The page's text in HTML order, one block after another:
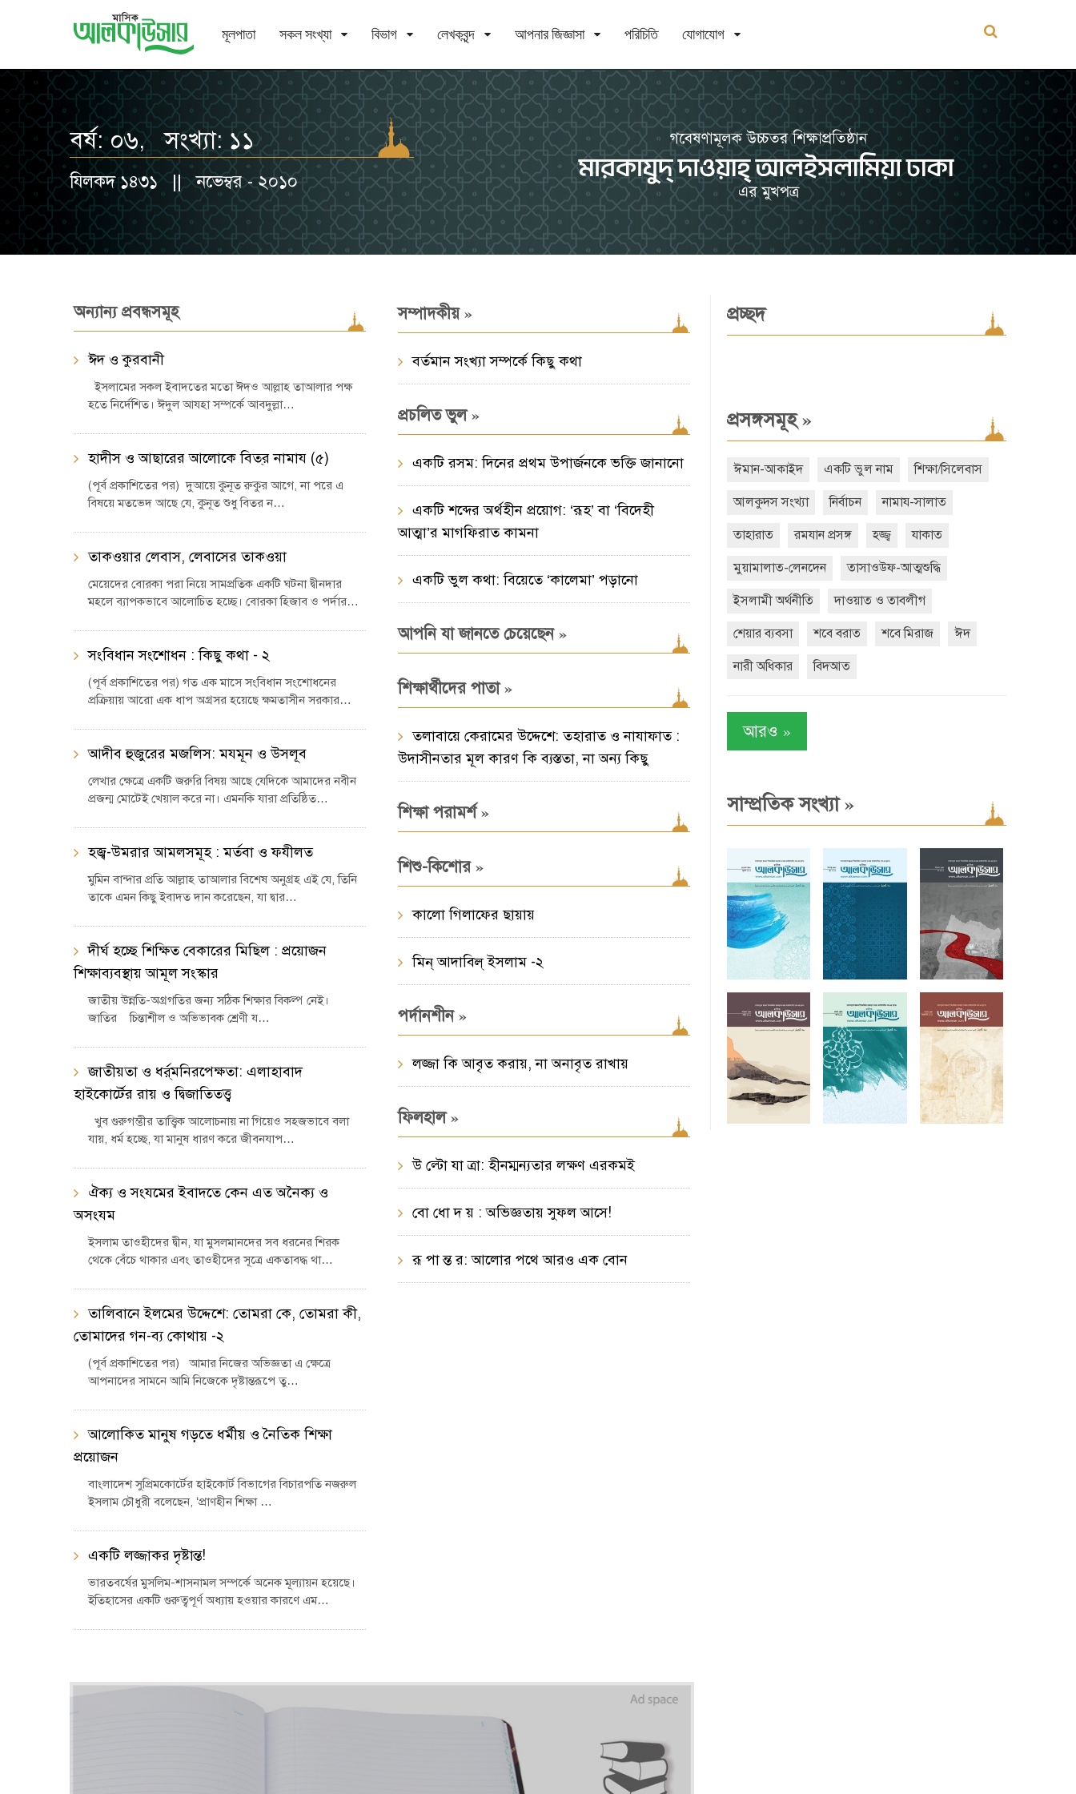
মূলপাতা সকল সংখ্যা বিভাগ লেখকবৃন্দ আপনার জিজ্ঞাসা পরিচিতি যোগাযোগ
বর্ষ: ০৬, সংখ্যা: ১১
যিলকদ ১৪৩১ || নভেম্বর - ২০১০
অন্যান্য প্রবন্ধসমূহ
ঈদ ও কুরবানী
ইসলামের সকল ইবাদতের মতো ঈদও আল্লাহ তাআলার পক্ষ
হতে নির্দেশিত। ঈদুল আযহা সম্পর্কে আবদুল্লা…
হাদীস ও আছারের আলোকে বিত্‌র নামায (৫)
(পূর্ব প্রকাশিতের পর) দুআয়ে কুনূত রুকুর আগে, না পরে এ
বিষয়ে মতভেদ আছে যে, কুনূত শুধু বিতর ন…
তাকওয়ার লেবাস, লেবাসের তাকওয়া
মেয়েদের বোরকা পরা নিয়ে সামপ্রতিক একটি ঘটনা দ্বীনদার
মহলে ব্যাপকভাবে আলোচিত হচ্ছে। বোরকা হিজাব ও পর্দার…
সংবিধান সংশোধন : কিছু কথা - ২
(পূর্ব প্রকাশিতের পর) গত এক মাসে সংবিধান সংশোধনের
প্রক্রিয়ায় আরো এক ধাপ অগ্রসর হয়েছে ক্ষমতাসীন সরকার…
আদীব হুজুরের মজলিস: মযমূন ও উসলূব
লেখার ক্ষেত্রে একটি জরুরি বিষয় আছে যেদিকে আমাদের নবীন
প্রজন্ম মোটেই খেয়াল করে না। এমনকি যারা প্রতিষ্ঠিত…
হজ্ব-উমরার আমলসমূহ : মর্তবা ও ফযীলত
মুমিন বান্দার প্রতি আল্লাহ তাআলার বিশেষ অনুগ্রহ এই যে, তিনি
তাকে এমন কিছু ইবাদত দান করেছেন, যা দ্বার…
দীর্ঘ হচ্ছে শিক্ষিত বেকারের মিছিল : প্রয়োজন
শিক্ষাব্যবস্থায় আমূল সংস্কার
জাতীয় উন্নতি-অগ্রগতির জন্য সঠিক শিক্ষার বিকল্প নেই।
জাতির চিন্তাশীল ও অভিভাবক শ্রেণী য…
জাতীয়তা ও ধর্র্মনিরপেক্ষতা: এলাহাবাদ
হাইকোর্টের রায় ও দ্বিজাতিতত্ত্ব
খুব গুরুগম্ভীর তাত্ত্বিক আলোচনায় না গিয়েও সহজভাবে বলা
যায়, ধর্ম হচ্ছে, যা মানুষ ধারণ করে জীবনযাপ…
ঐক্য ও সংযমের ইবাদতে কেন এত অনৈক্য ও
অসংযম
ইসলাম তাওহীদের দ্বীন, যা মুসলমানদের সব ধরনের শিরক
থেকে বেঁচে থাকার এবং তাওহীদের সূত্রে একতাবদ্ধ থা…
তালিবানে ইলমের উদ্দেশে: তোমরা কে, তোমরা কী,
তোমাদের গন-ব্য কোথায় -২
(পূর্ব প্রকাশিতের পর) আমার নিজের অভিজ্ঞতা এ ক্ষেত্রে
আপনাদের সামনে আমি নিজেকে দৃষ্টান্তরূপে তু…
আলোকিত মানুষ গড়তে ধর্মীয় ও নৈতিক শিক্ষা
প্রয়োজন
বাংলাদেশ সুপ্রিমকোর্টের হাইকোর্ট বিভাগের বিচারপতি নজরুল
ইসলাম চৌধুরী বলেছেন, ‘প্রাণহীন শিক্ষা …
একটি লজ্জাকর দৃষ্টান্ত!
ভারতবর্ষের মুসলিম-শাসনামল সম্পর্কে অনেক মূল্যায়ন হয়েছে।
ইতিহাসের একটি গুরুত্বপূর্ণ অধ্যায় হওয়ার কারণে এম…
সম্পাদকীয় »
বর্তমান সংখ্যা সম্পর্কে কিছু কথা
প্রচলিত ভুল»
একটি রসম: দিনের প্রথম উপার্জনকে ভক্তি জানানো
একটি শব্দের অর্থহীন প্রয়োগ: ‘রূহ’ বা ‘বিদেহী
আত্মা’র মাগফিরাত কামনা
একটি ভুল কথা: বিয়েতে ‘কালেমা’ পড়ানো
আপনি যা জানতে চেয়েছেন »
শিক্ষার্থীদের পাতা»
তলাবায়ে কেরামের উদ্দেশে: তহারাত ও নাযাফাত :
উদাসীনতার মূল কারণ কি ব্যস্ততা, না অন্য কিছু
শিক্ষা পরামর্শ»
শিশু-কিশোর »
কালো গিলাফের ছায়ায়
মিন্‌ আদাবিল্‌ ইসলাম -২
পর্দানশীন »
লজ্জা কি আবৃত করায়, না অনাবৃত রাখায়
ফিলহাল»
উ ল্টো যা ত্রা: হীনম্মন্যতার লক্ষণ এরকমই
বো ধো দ য় : অভিজ্ঞতায় সুফল আসে!
রূ পা ন্ত র: আলোর পথে আরও এক বোন
প্রচ্ছদ
প্রসঙ্গসমূহ»
ঈমান-আকাইদ একটি ভুল নাম শিক্ষা/সিলেবাস
আলকুদস সংখ্যা নির্বাচন নামায-সালাত
তাহারাত রমযান প্রসঙ্গ হজ্জ্ব যাকাত
মুয়ামালাত-লেনদেন তাসাওউফ-আত্মশুদ্ধি
ইসলামী অর্থনীতি দাওয়াত ও তাবলীগ
শেয়ার ব্যবসা শবে বরাত শবে মিরাজ ঈদ
নারী অধিকার বিদআত
আরও »
সাম্প্রতিক সংখ্যা»